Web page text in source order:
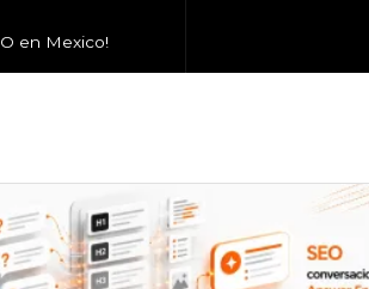
en Mexico!